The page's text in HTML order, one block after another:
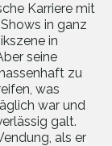
Karriere mit
in ganz
in
seine
zu
was
war und
galt.
als er